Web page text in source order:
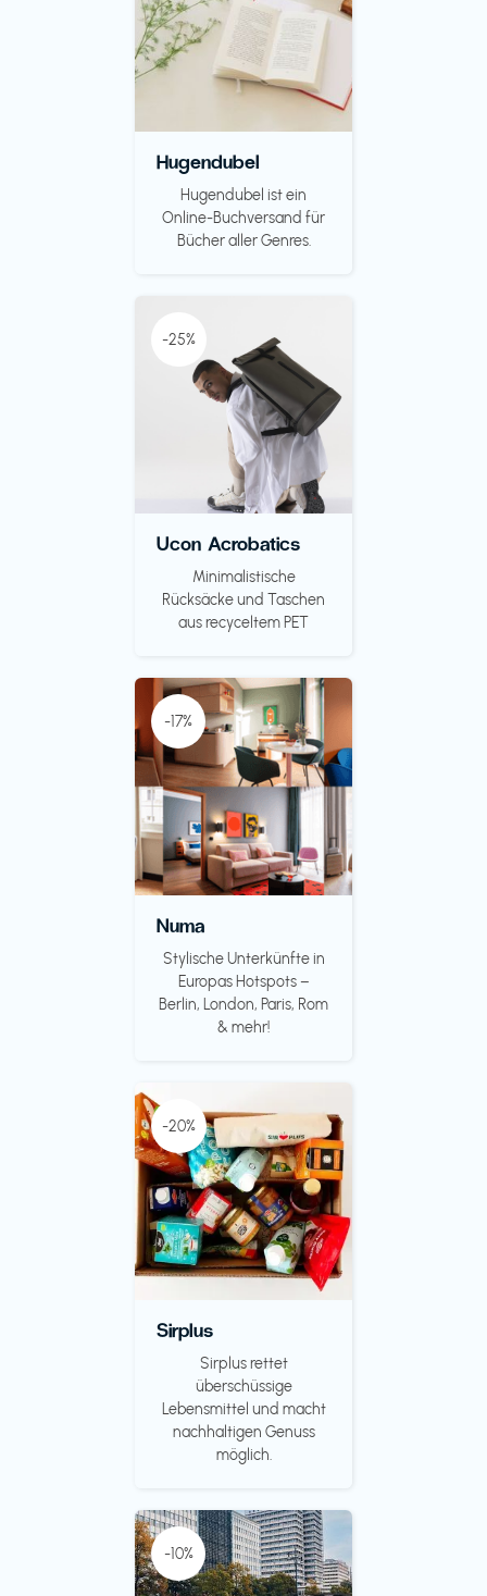
Hugendubel
Hugendubel ist ein
Online-Buchversand für
Bücher aller Genres.
-25%
Ucon Acrobatics
Minimalistische
Rücksäcke und Taschen
aus recyceltem PET
-17%
Numa
Stylische Unterkünfte in
Europas Hotspots –
Berlin, London, Paris, Rom
& mehr!
-20%
Sirplus
Sirplus rettet
überschüssige
Lebensmittel und macht
nachhaltigen Genuss
möglich.
-10%